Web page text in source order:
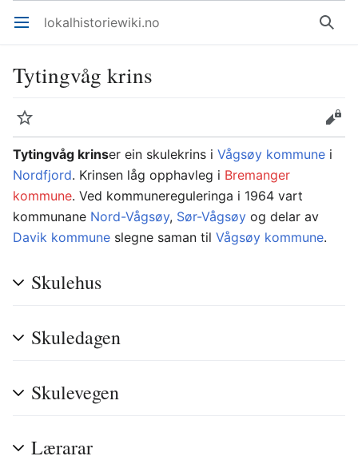
Åpne hovedmenyen lokalhistoriewiki.no Søk
Tytingvåg krins
Overvåk
Rediger
Tytingvåg krinser ein skulekrins i Vågsøy kommune i
Nordfjord. Krinsen låg opphavleg i Bremanger
kommune. Ved kommunereguleringa i 1964 vart
kommunane Nord-Vågsøy, Sør-Vågsøy og delar av
Davik kommune slegne saman til Vågsøy kommune.
Skulehus
Skuledagen
Skulevegen
Lærarar